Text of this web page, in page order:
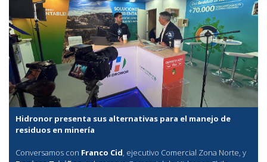
Hidronor presenta sus alternativas para el manejo de
residuos en minería
Conversamos con Franco Cid, ejecutivo Comercial Zona Norte, y